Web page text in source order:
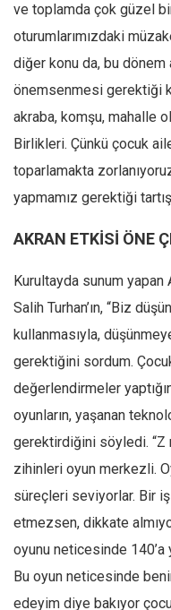
ve toplamda çok güzel
oturumlarımızdaki
diğer konu da, bu
önemsenmesi gerektiği
akraba, komşu, mahalle
Birlikleri. Çünkü çocuk
toparlamakta
yapmamız gerektiği
AKRAN ETKİSİ ÖNE
Kurultayda sunum yapan
Salih Turhan’ın, “Biz
kullanmasıyla,
gerektiğini sordum.
değerlendirmeler
oyunların, yaşanan
gerektirdiğini söyledi.
zihinleri oyun merkezli.
süreçleri seviyorlar. Bir
etmezsen, dikkate
oyunu neticesinde 140’a
Bu oyun neticesinde
edeyim diye bakıyor